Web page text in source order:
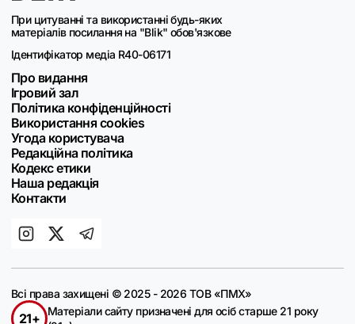
При цитуванні та використанні будь-яких
матеріалів посилання на "Blik" обов'язкове
Ідентифікатор медіа R40-06171
Про видання
Ігровий зал
Політика конфіденційності
Використання cookies
Угода користувача
Редакційна політика
Кодекс етики
Наша редакція
Контакти
Всі права захищені © 2025 - 2026 ТОВ «ПМХ»
21+
Матеріали сайту призначені для осіб старше 21 року